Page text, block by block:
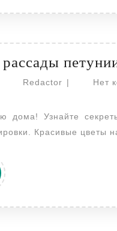
Redactor Redactor
| Нет
Красивые цветы